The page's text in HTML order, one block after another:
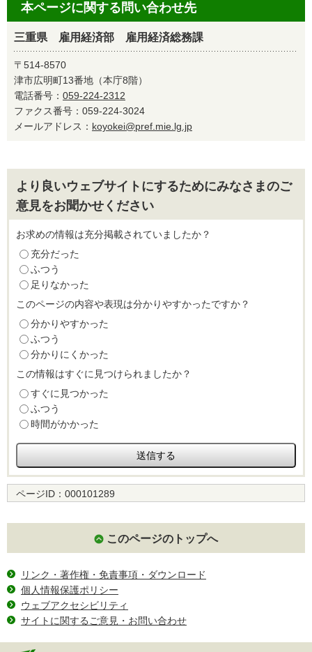
本ページに関する問い合わせ先
三重県 雇用経済部 雇用経済総務課
〒514-8570
津市広明町13番地（本庁8階）
電話番号： 059-224-2312
ファクス番号：059-224-3024
メールアドレス： koyokei@pref.mie.lg.jp
より良いウェブサイトにするためにみなさまのご
意見をお聞かせください
お求めの情報は充分掲載されていましたか？
充分だった
ふつう
足りなかった
このページの内容や表現は分かりやすかったですか？
分かりやすかった
ふつう
分かりにくかった
この情報はすぐに見つけられましたか？
すぐに見つかった
ふつう
時間がかかった
ページID： 000101289
このページのトップへ
リンク・著作権・免責事項・ダウンロード
個人情報保護ポリシー
ウェブアクセシビリティ
サイトに関するご意見・お問い合わせ